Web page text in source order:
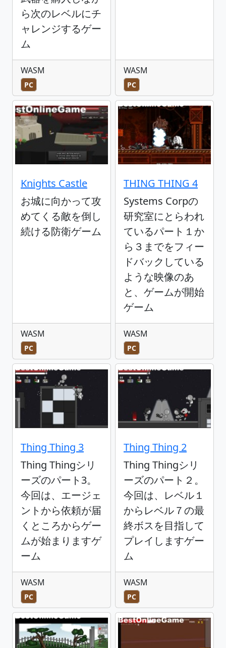
ら次のレベルにチ
ャレンジするゲー
ム
WASM
PC
WASM
PC
Knights Castle
お城に向かって攻
めてくる敵を倒し
続ける防衛ゲーム
WASM
PC
THING THING 4
Systems Corpの
研究室にとらわれ
ているパート１か
ら３までをフィー
ドバックしている
ような映像のあ
と、ゲームが開始
ゲーム
WASM
PC
Thing Thing 3
Thing Thingシリ
ーズのパート3。
今回は、エージェ
ントから依頼が届
くところからゲー
ムが始まりますゲ
ーム
WASM
PC
Thing Thing 2
Thing Thingシリ
ーズのパート２。
今回は、レベル１
からレベル７の最
終ボスを目指して
プレイしますゲー
ム
WASM
PC